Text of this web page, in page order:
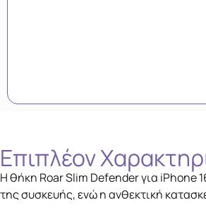
Επιπλέον
Η θήκη Roar Slim Defender για iPhone
της συσκευής, ενώ η ανθεκτική